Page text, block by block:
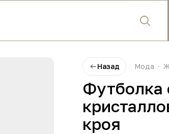
Назад Мода
Футболка
кроя